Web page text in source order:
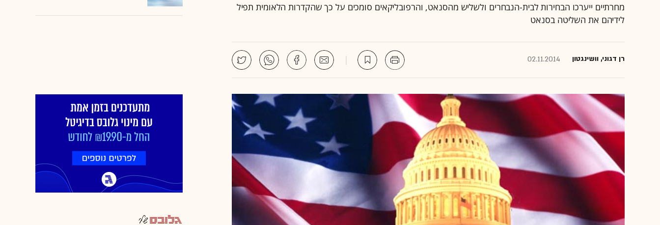
מחרתיים ייערכו הבחירות לבית-הנבחרים ולשליש מהסנאט, והרפובליקאים סומכים על כך שהקדרות הלאומית תפיל
לידיהם את השליטה בסנאט
רן דגוני, וושינגטון 02.11.2014